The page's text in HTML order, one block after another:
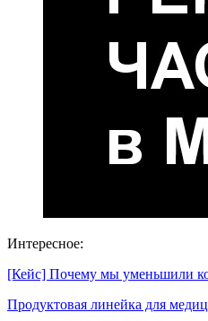
Интересное:
[Кейс] Почему мы уменьшили
Продуктовая линейка для